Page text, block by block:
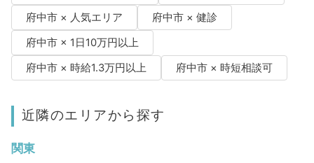
府中市 × 人気エリア
府中市 × 健診
府中市 × 1日10万円以上
府中市 × 時給1.3万円以上
府中市 × 時短相談可
近隣のエリアから探す
関東